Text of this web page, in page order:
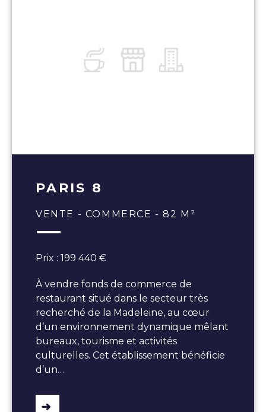
PARIS 8
VENTE - COMMERCE - 82 M²
Prix : 199 440 €
À vendre fonds de commerce de
restaurant situé dans le secteur très
recherché de la Madeleine, au cœur
d’un environnement dynamique mêlant
bureaux, tourisme et activités
culturelles. Cet établissement bénéficie
d’un…